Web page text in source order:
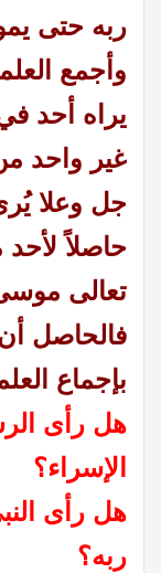
ربه حتى
وأجمع
يراه أحد في
غير واحد
جل وعلا
حاصلاً لأحد
تعالى
فالحاصل أن
بإجماع
هل رأى
الإسراء؟
هل رأى
ربه؟